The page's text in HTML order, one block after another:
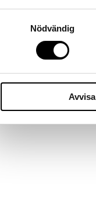
Nödvändig
Avvisa